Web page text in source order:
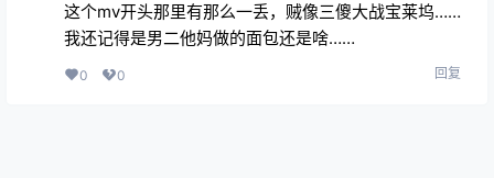
这个mv开头那里有那么一丢，贼像三傻大战宝莱坞……
我还记得是男二他妈做的面包还是啥……
0 0 回复